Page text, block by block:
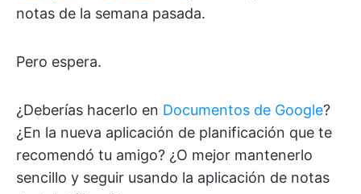
notas de la semana pasada.
Pero espera.
¿Deberías hacerlo en Documentos de Google?
¿En la nueva aplicación de planificación que te
recomendó tu amigo? ¿O mejor mantenerlo
sencillo y seguir usando la aplicación de notas